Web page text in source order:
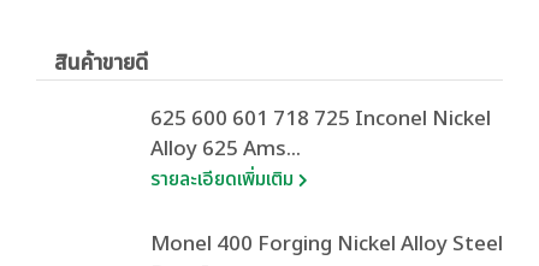
สินค้าขายดี
625 600 601 718 725 Inconel Nickel
Alloy 625 Ams...
รายละเอียดเพิ่มเติม
Monel 400 Forging Nickel Alloy Steel